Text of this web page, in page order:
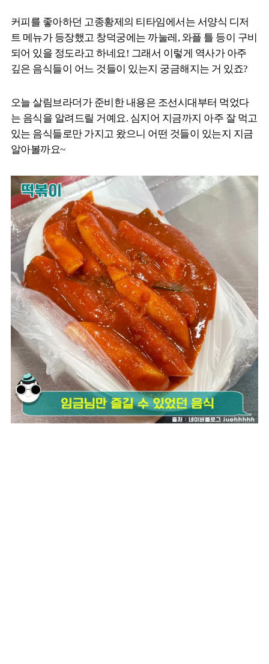
커피를 좋아하던 고종황제의 티타임에서는 서양식 디저
트 메뉴가 등장했고 창덕궁에는 까눌레, 와플 틀 등이 구비
되어 있을 정도라고 하네요! 그래서 이렇게 역사가 아주
깊은 음식들이 어느 것들이 있는지 궁금해지는 거 있죠?
오늘 살림브라더가 준비한 내용은 조선시대부터 먹었다
는 음식을 알려드릴 거예요. 심지어 지금까지 아주 잘 먹고
있는 음식들로만 가지고 왔으니 어떤 것들이 있는지 지금
알아볼까요~